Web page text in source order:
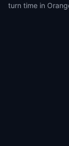
turn time in